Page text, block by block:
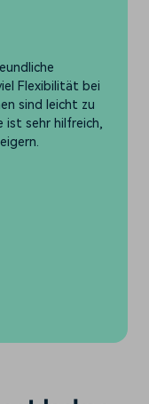
Flexibilität bei
sind leicht zu
ist sehr hilfreich,